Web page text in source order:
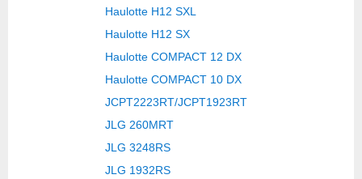
Haulotte H12 SXL
Haulotte H12 SX
Haulotte COMPACT 12 DX
Haulotte COMPACT 10 DX
JCPT2223RT/JCPT1923RT
JLG 260MRT
JLG 3248RS
JLG 1932RS